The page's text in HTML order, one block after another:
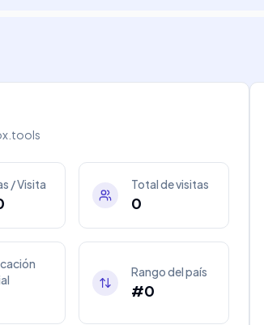
/ Visita Total de visitas
0
Rango del país
#0